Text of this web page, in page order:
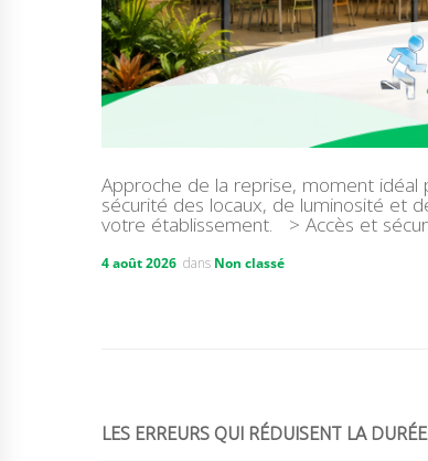
Approche de la reprise, moment idéal
sécurité des locaux, de luminosité et
votre établissement. > Accès et
4 août 2026 dans Non classé
LES ERREURS QUI RÉDUISENT LA